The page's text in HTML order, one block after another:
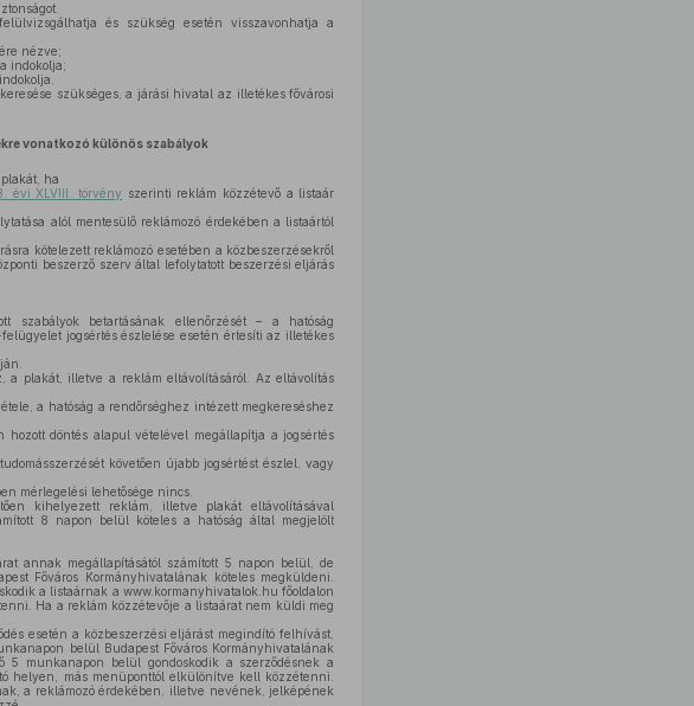
és szükség esetén visszavonhatja a
nézve;
indokolja;
szükséges, a járási hivatal az illetékes fővárosi
vonatkozó különös szabályok
ha
évi XLVIII. törvény szerinti reklám közzétevő a listaár
alól mentesülő reklámozó érdekében a listaártól
kötelezett reklámozó esetében a közbeszerzésekről
beszerző szerv által lefolytatott beszerzési eljárás
szabályok betartásának ellenőrzését – a hatóság
jogsértés észlelése esetén értesíti az illetékes
a plakát, illetve a reklám eltávolításáról. Az eltávolítás
a hatóság a rendőrséghez intézett megkereséshez
döntés alapul vételével megállapítja a jogsértés
követően újabb jogsértést észlel, vagy
mérlegelési lehetősége nincs.
kihelyezett reklám, illetve plakát eltávolításával
8 napon belül köteles a hatóság által megjelölt
annak megállapításától számított 5 napon belül, de
Főváros Kormányhivatalának köteles megküldeni.
a listaárnak a www.kormanyhivatalok.hu főoldalon
Ha a reklám közzétevője a listaárat nem küldi meg
esetén a közbeszerzési eljárást megindító felhívást,
belül Budapest Főváros Kormányhivatalának
5 munkanapon belül gondoskodik a szerződésnek a
helyen, más menüponttól elkülönítve kell közzétenni.
a reklámozó érdekében, illetve nevének, jelképének